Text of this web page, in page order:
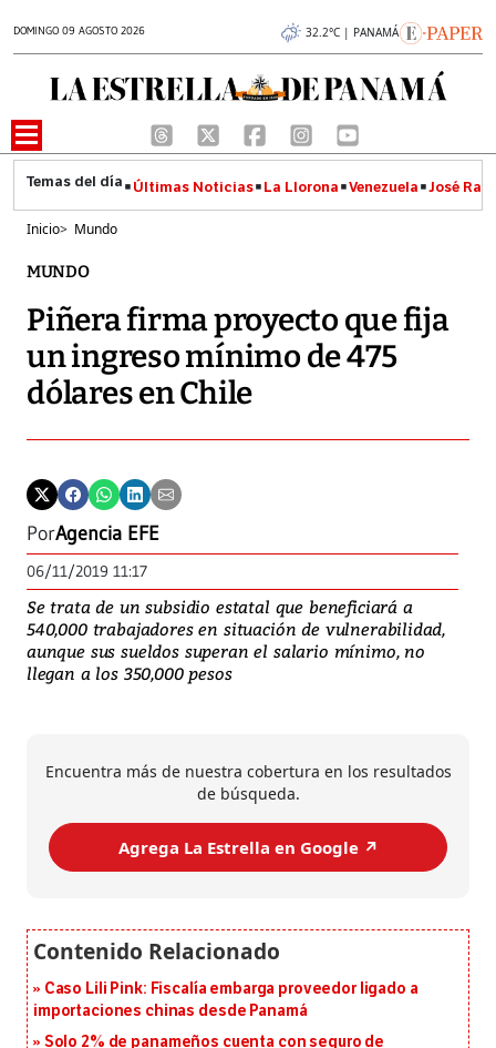
DOMINGO 09 AGOSTO 2026 32.2°C | PANAMÁ
Últimas Noticias La Llorona Venezuela José
Inicio> Mundo
MUNDO
Piñera firma proyecto que fija
un ingreso mínimo de 475
dólares en Chile
PorAgencia EFE
06/11/2019 11:17
Se trata de un subsidio estatal que beneficiará a
540,000 trabajadores en situación de vulnerabilidad,
aunque sus sueldos superan el salario mínimo, no
llegan a los 350,000 pesos
Encuentra más de nuestra cobertura en los resultados
de búsqueda.
Agrega La Estrella en Google ↗️
Caso Lili Pink: Fiscalía embarga proveedor ligado a
importaciones chinas desde Panamá
Solo 2% de panameños cuenta con seguro de